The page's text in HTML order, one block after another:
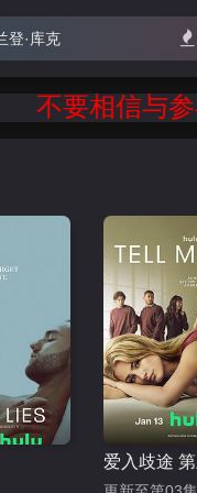
不要相信与
爱入歧途